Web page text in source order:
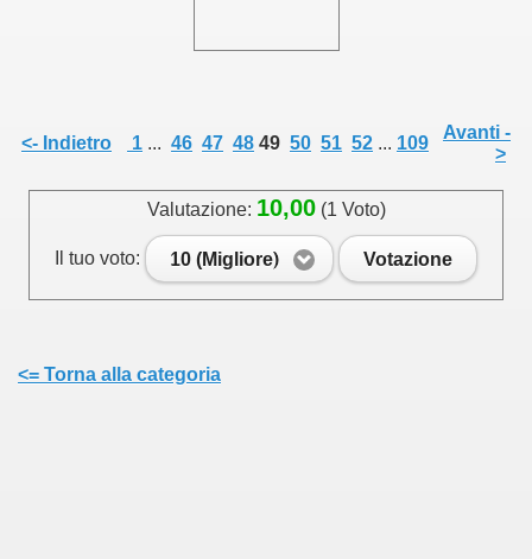
<- Indietro 1 ... 46 47 48 49 50 51 52 ... 109
Avanti -
>
Valutazione: 10,00(1 Voto)
Il tuo voto: 10 (Migliore) Votazione
<= Torna alla categoria